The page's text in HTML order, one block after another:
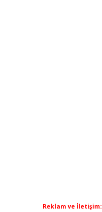
Reklam ve İletişim: